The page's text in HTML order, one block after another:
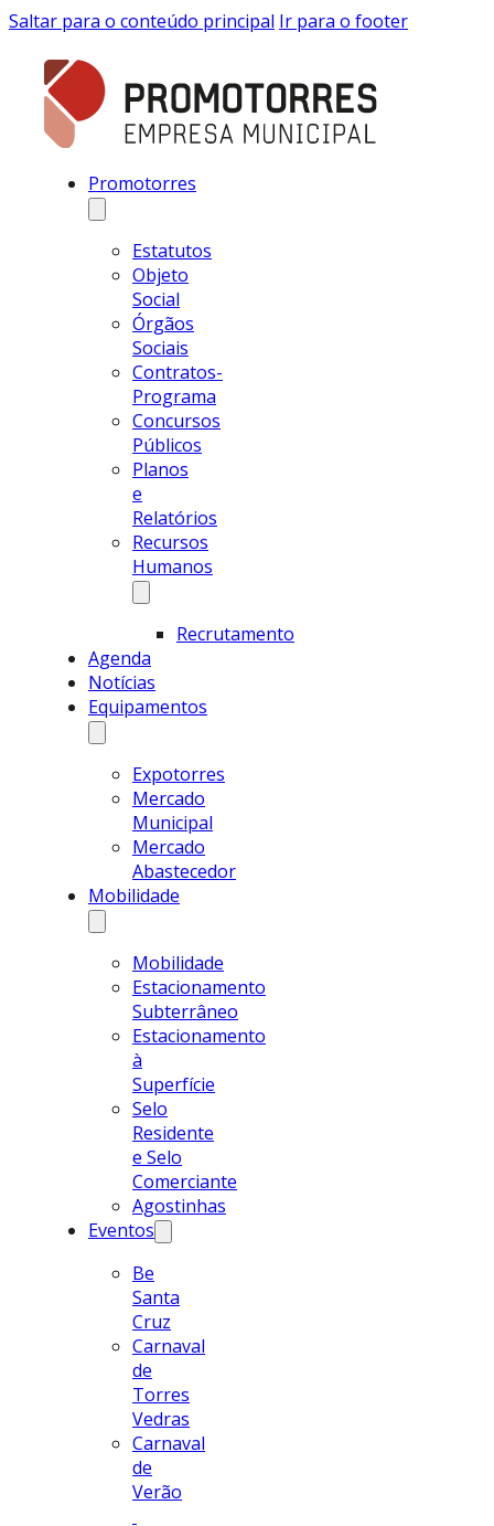
Saltar para o conteúdo principal Ir para o footer
Promotorres
Estatutos
Objeto
Social
Órgãos
Sociais
Contratos-
Programa
Concursos
Públicos
Planos
e
Relatórios
Recursos
Humanos
Recrutamento
Agenda
Notícias
Equipamentos
Expotorres
Mercado
Municipal
Mercado
Abastecedor
Mobilidade
Mobilidade
Estacionamento
Subterrâneo
Estacionamento
à
Superfície
Selo
Residente
e Selo
Comerciante
Agostinhas
Eventos
Be
Santa
Cruz
Carnaval
de
Torres
Vedras
Carnaval
de
Verão